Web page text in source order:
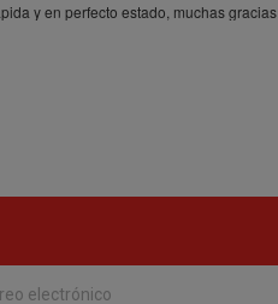
y en perfecto estado, muchas gracias